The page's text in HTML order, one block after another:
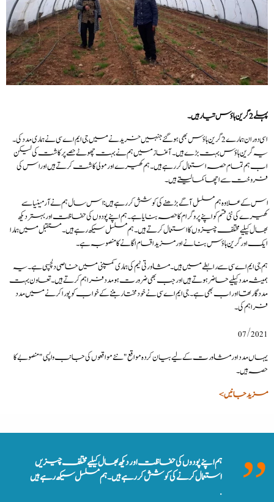
پہلے2 گرین ہاؤس تیار ہیں۔
اسی دوران ہمارے2 گرین ہاؤس بھی ہوگئےجنہیں خریدنے میں جی ایم اے سی نے ہماری مدد کی۔
یہ گرین ہاؤس بہت بڑے ہیں۔ آغاز میں ہم نے بہت چھوٹے حصے پر کاشت کی لیکن
اب ہم تمام حصہ استعمال کررہے ہیں۔ ہم کھیرے اور مولی کاشت کرتے ہیں اور اس کی
فروخت سے اچھا کما لیتے ہیں۔
اس کے علاوہ ہم مسلسل آگے بڑھنے کی کوشش کررہے ہیں: اس سال ہم نے آرمینیا سے
کھیرے کی نئی قسم کو اپنے پروگرام کا حصہ بنایا ہے۔ ہم اپنے پودوں کی حفاظت اور بہتر دیکھ
بھال کیلیے مختلف چیزوں کا استعمال کرتے ہیں۔ ہم مسلسل سیکھ رہے ہیں۔ مستقبل میں ہمارا
ایک اور گرین ہاؤس بنانے اور مزید اقسام اگانے کا منصوبہ ہے۔
ہم جی ایم اے سی سے رابطے میں ہیں۔ مشاورتی ٹیم کی ہماری کمپنی میں خاصی دلچسپی ہے۔ یہ
ہمیشہ مدد کیلیے حاضر ہوتے ہیں اور جب بھی ضرورت ہو مدد فراہم کرتے ہیں۔ تعاون بہت
مدد گار تھا اور اب بھی ہے۔ جی ایم اے سی نے خود مختار بننے کے خواب کو پورا کرنے میں مدد
فراہم کی۔
07/2021
یہاں مدد اور مشاورت کے لیے بیان کردہ مواقع"نئے مواقعوں کی جانب واپسی"منصوبے کا
حصہ ہیں۔
مزید جانیں >
ہم اپنے پودوں کی حفاظت اور دیکھ بھال کیلیے مختلف چیزیں
استعمال کرنے کی کوشش کررہے ہیں۔ ہم مسلسل سیکھ رہے ہیں
.